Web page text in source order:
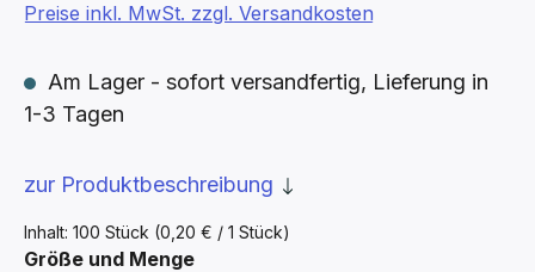
Inhalt: 100 Stück (0,20 € / 1 Stück)
Preise inkl. MwSt. zzgl. Versandkosten
Am Lager - sofort versandfertig, Lieferung in
1-3 Tagen
zur Produktbeschreibung
Größe und Mengeauswählen